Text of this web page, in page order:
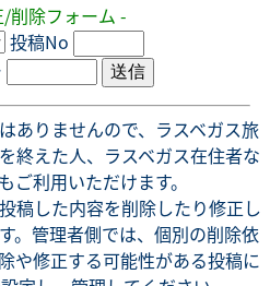
削除フォーム -
投稿No
ありませんので、ラスベガス旅
終えた人、ラスベガス在住者な
ご利用いただけます。
稿した内容を削除したり修正し
。管理者側では、個別の削除依
や修正する可能性がある投稿に